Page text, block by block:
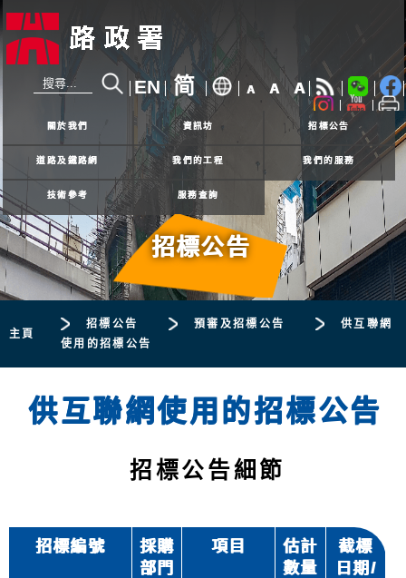
EN 简 A A A
24小時熱線 2926 4111
關於我們 資訊坊 招標公告
道路及鐵路網 我們的工程 我們的服務
技術參考 服務查詢
主頁
招標公告
招標公告 預審及招標公告
供互聯網
使用的招標公告
供互聯網使用的招標公告
招標公告細節
招標編號
採購
部門
項目
估計
數量
截標
日期/